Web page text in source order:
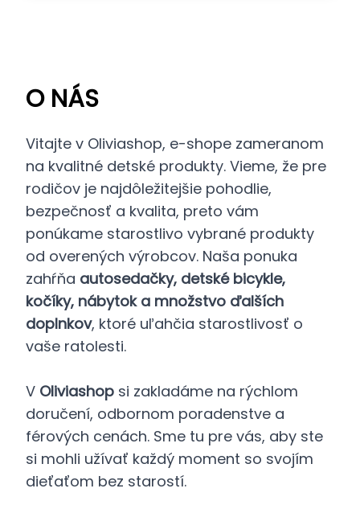
O NÁS
Vitajte v Oliviashop, e-shope zameranom
na kvalitné detské produkty. Vieme, že pre
rodičov je najdôležitejšie pohodlie,
bezpečnosť a kvalita, preto vám
ponúkame starostlivo vybrané produkty
od overených výrobcov. Naša ponuka
zahŕňa autosedačky, detské bicykle,
kočíky, nábytok a množstvo ďalších
doplnkov, ktoré uľahčia starostlivosť o
vaše ratolesti.
V Oliviashop si zakladáme na rýchlom
doručení, odbornom poradenstve a
férových cenách. Sme tu pre vás, aby ste
si mohli užívať každý moment so svojím
dieťaťom bez starostí.